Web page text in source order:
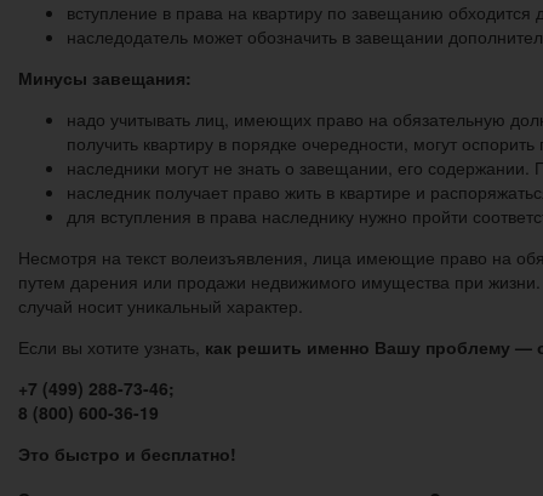
вступление в права на квартиру по завещанию
наследодатель может обозначить в завещании
Минусы завещания:
надо учитывать лиц, имеющих право на обязательную
получить квартиру в порядке очередности, могут
наследники могут не знать о завещании, его
наследник получает право жить в квартире и
для вступления в права наследнику нужно пройти
Несмотря на текст волеизъявления, лица имеющие право на
путем дарения или продажи недвижимого имущества при
случай носит уникальный характер.
Если вы хотите узнать, как решить именно Вашу проблему —
+7 (499) 288-73-46;
8 (800) 600-36-19
Это быстро и бесплатно!